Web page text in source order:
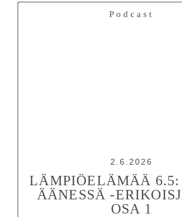
Podcast
2.6.2026
LÄMPIÖELÄMÄÄ 6.5:
ÄÄNESSÄ -
OSA 1